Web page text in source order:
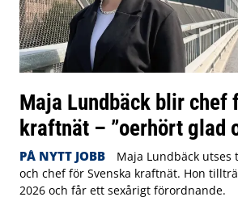
Maja Lundbäck blir chef
kraftnät – ”oerhört glad
PÅ NYTT JOBB
Maja Lundbäck
och chef för Svenska kraftnät. Hon
2026 och får ett sexårigt förordnande.